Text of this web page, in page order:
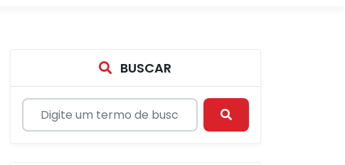
BUSCAR